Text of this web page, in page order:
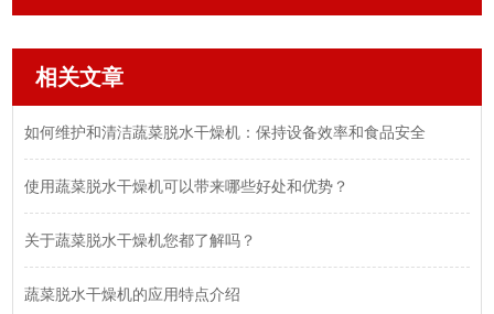
相关文章
如何维护和清洁蔬菜脱水干燥机：保持设备效率和食品安全
使用蔬菜脱水干燥机可以带来哪些好处和优势？
关于蔬菜脱水干燥机您都了解吗？
蔬菜脱水干燥机的应用特点介绍